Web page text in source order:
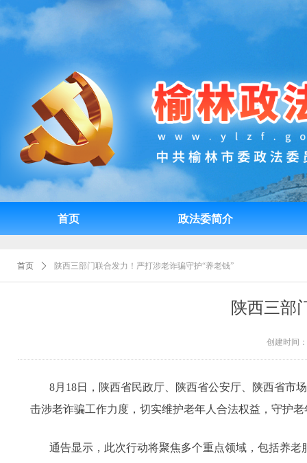
首页 政法委简介
首页 ꄲ 陕西三部门联合发力！严打涉老诈骗守护“养老钱”
陕西三部
创建时间：
8月18日，陕西省民政厅、陕西省公安厅、陕西省市
击涉老诈骗工作力度，切实维护老年人合法权益，守护老
通告显示，此次行动将聚焦多个重点领域，包括养